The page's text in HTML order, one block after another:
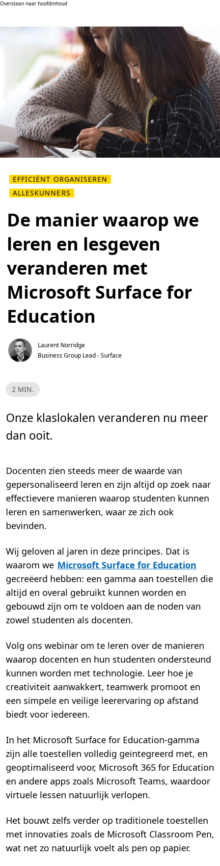
Overslaan naar hoofdinhoud
EFFICIËNT ORGANISEREN
ALLESKUNNERS
De manier waarop we
leren en lesgeven
veranderen met
Microsoft Surface for
Education
Laurent Norridge
Business Group Lead - Surface
L
e
t
i
d
,
n
.
2 MIN.
Onze klaslokalen veranderen nu meer
dan ooit.
Docenten zien steeds meer de waarde van
gepersonaliseerd leren en zijn altijd op zoek naar
effectievere manieren waarop studenten kunnen
leren en samenwerken, waar ze zich ook
bevinden.
Wij geloven al jaren in deze principes. Dat is
waarom we Microsoft Surface for Education
gecreëerd hebben: een gamma aan toestellen die
altijd en overal gebruikt kunnen worden en
gebouwd zijn om te voldoen aan de noden van
zowel studenten als docenten.
Volg ons webinar om te leren over de manieren
waarop docenten en hun studenten ondersteund
kunnen worden met technologie. Leer hoe je
creativiteit aanwakkert, teamwerk promoot en
een simpele en veilige leerervaring op afstand
biedt voor iedereen.
In het Microsoft Surface for Education-gamma
zijn alle toestellen volledig geïntegreerd met, en
geoptimaliseerd voor, Microsoft 365 for Education
en andere apps zoals Microsoft Teams, waardoor
virtuele lessen natuurlijk verlopen.
Het bouwt zelfs verder op traditionele toestellen
met innovaties zoals de Microsoft Classroom Pen,
wat net zo natuurlijk voelt als pen op papier.